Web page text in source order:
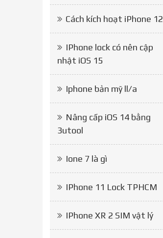
Cách kích hoạt iPhone 12
IPhone lock có nên cập
nhật iOS 15
Iphone bản mỹ ll/a
Nâng cấp iOS 14 bằng
3utool
Ione 7 là gì
IPhone 11 Lock TPHCM
IPhone XR 2 SIM vật lý